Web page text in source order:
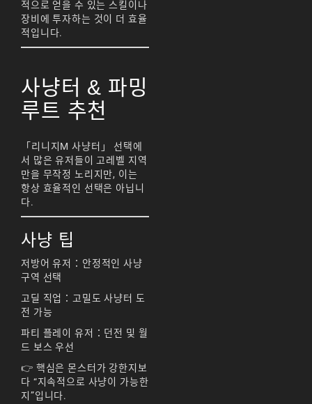
적으로 얻을 수 있는 스킬이나
장비에 투자하는 것이 더 효율
적입니다.
사냥터 & 파밍
루트 추천
「리니지M 사냥터」 선택에
서 많은 유저들이 고레벨 지역
만을 무작정 노리지만, 이는
항상 효율적인 선택은 아닙니
다.
사냥 팁
저방어 유저：안정적인 사냥
구역 선택
고딜 직업：고밀도 사냥터 도
전 가능
파티 플레이 유저：던전 및 월
드 보스 우선
👉 핵심은 몬스터가 강한지보
다 “지속적으로 사냥이 가능한
지”입니다.